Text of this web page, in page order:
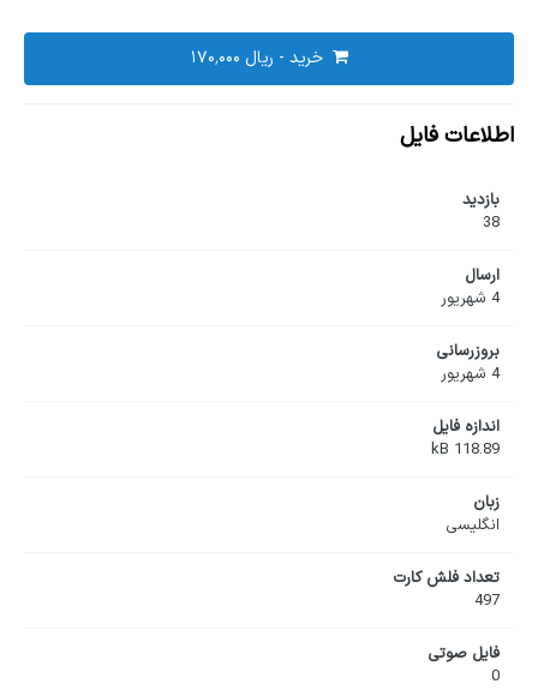
خرید -
اطلاعات فایل
بازدید
38
ارسال
4 شهریور
بروزرسانی
4 شهریور
اندازه فایل
118.89 kB
زبان
انگلیسی
تعداد فلش کارت
497
فایل صوتی
0